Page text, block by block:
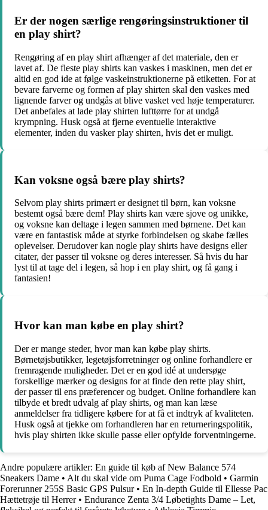
Er der nogen særlige rengøringsinstruktioner til
en play shirt?
Rengøring af en play shirt afhænger af det materiale, den er
lavet af. De fleste play shirts kan vaskes i maskinen, men det er
altid en god ide at følge vaskeinstruktionerne på etiketten. For at
bevare farverne og formen af play shirten skal den vaskes med
lignende farver og undgås at blive vasket ved høje temperaturer.
Det anbefales at lade play shirten lufttørre for at undgå
krympning. Husk også at fjerne eventuelle interaktive
elementer, inden du vasker play shirten, hvis det er muligt.
Kan voksne også bære play shirts?
Selvom play shirts primært er designet til børn, kan voksne
bestemt også bære dem! Play shirts kan være sjove og unikke,
og voksne kan deltage i legen sammen med børnene. Det kan
være en fantastisk måde at styrke forbindelsen og skabe fælles
oplevelser. Derudover kan nogle play shirts have designs eller
citater, der passer til voksne og deres interesser. Så hvis du har
lyst til at tage del i legen, så hop i en play shirt, og få gang i
fantasien!
Hvor kan man købe en play shirt?
Der er mange steder, hvor man kan købe play shirts.
Børnetøjsbutikker, legetøjsforretninger og online forhandlere er
fremragende muligheder. Det er en god idé at undersøge
forskellige mærker og designs for at finde den rette play shirt,
der passer til ens præferencer og budget. Online forhandlere kan
tilbyde et bredt udvalg af play shirts, og man kan læse
anmeldelser fra tidligere købere for at få et indtryk af kvaliteten.
Husk også at tjekke om forhandleren har en returneringspolitik,
hvis play shirten ikke skulle passe eller opfylde forventningerne.
Andre populære artikler: En guide til køb af New Balance 574
Sneakers Dame • Alt du skal vide om Puma Cage Fodbold • Garmin
Forerunner 255S Basic GPS Pulsur• En In-depth Guide til Ellesse Pac
Hættetrøje til Herrer• Endurance Zenta 3/4 Løbetights Dame – Let,